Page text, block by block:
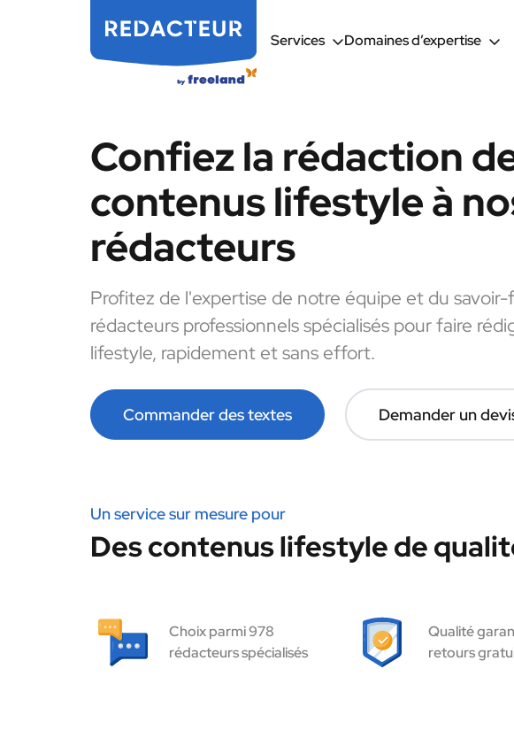
Services Domaines d’expertise
Confiez la rédaction
contenus lifestyle à
rédacteurs
Profitez de l'expertise de notre équipe et du savoir-
rédacteurs professionnels spécialisés pour faire
lifestyle, rapidement et sans effort.
Commander des textes Demander un
Un service sur mesure pour
Des contenus lifestyle de
Choix parmi 978
rédacteurs spécialisés
Qualité
retours